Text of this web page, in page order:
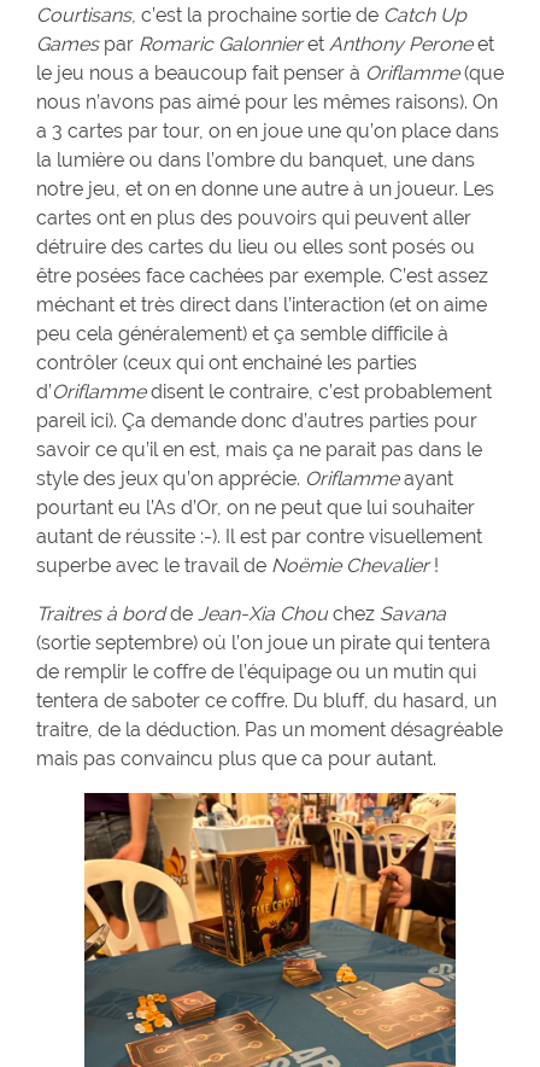
Courtisans, c’est la prochaine sortie de Catch Up
Gamespar Romaric Galonnieret Anthony Peroneet
le jeu nous a beaucoup fait penser à Oriflamme(que
nous n’avons pas aimé pour les mêmes raisons). On
a 3 cartes par tour, on en joue une qu’on place dans
la lumière ou dans l’ombre du banquet, une dans
notre jeu, et on en donne une autre à un joueur. Les
cartes ont en plus des pouvoirs qui peuvent aller
détruire des cartes du lieu ou elles sont posés ou
être posées face cachées par exemple. C’est assez
méchant et très direct dans l’interaction (et on aime
peu cela généralement) et ça semble difficile à
contrôler (ceux qui ont enchainé les parties
d’Oriflammedisent le contraire, c’est probablement
pareil ici). Ça demande donc d’autres parties pour
savoir ce qu’il en est, mais ça ne parait pas dans le
style des jeux qu’on apprécie. Oriflammeayant
pourtant eu l’As d’Or, on ne peut que lui souhaiter
autant de réussite :-). Il est par contre visuellement
superbe avec le travail de Noëmie Chevalier!
Traitres à bordde Jean-Xia Chou chez Savana
(sortie septembre) où l’on joue un pirate qui tentera
de remplir le coffre de l’équipage ou un mutin qui
tentera de saboter ce coffre. Du bluff, du hasard, un
traitre, de la déduction. Pas un moment désagréable
mais pas convaincu plus que ca pour autant.